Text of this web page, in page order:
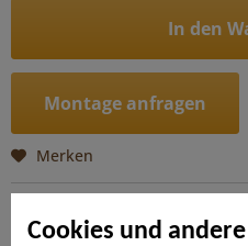
Cookies und
In den
Montage anfragen
Merken